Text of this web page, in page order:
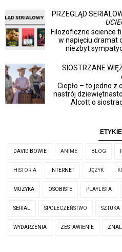
PRZEGLĄD
Filozoficzne science
w napięciu dramat
niezbyt
SIOSTRZANE
Ciepło – to jedno z
nastrój
Alcott o
DAVID BOWIE ANIME BLOG
HISTORIA INTERNET JĘZYK
MUZYKA OSOBISTE PLAYLISTA
SERIAL SPOŁECZEŃSTWO SZTUKA
WYDARZENIA ZESTAWIENIE